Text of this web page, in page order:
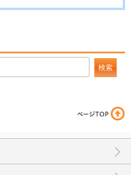
検索